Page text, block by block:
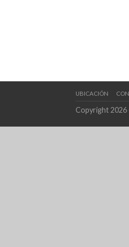
UBICACIÓN
Copyright